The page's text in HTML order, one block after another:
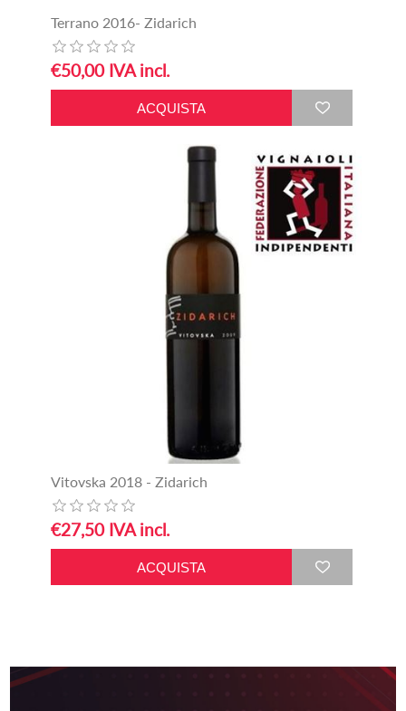
Terrano 2016- Zidarich
€50,00 IVA incl.
Vitovska 2018 - Zidarich
€27,50 IVA incl.